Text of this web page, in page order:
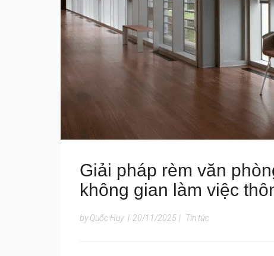
Giải pháp rèm văn
không gian làm việc
by Quốc Huy | 20/11/2025 | Tin tức